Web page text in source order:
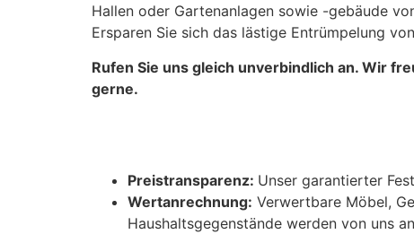
Hallen oder Gartenanlagen sowie -gebäude
Ersparen Sie sich das lästige Entrümpelung
Rufen Sie uns gleich unverbindlich an. Wir
gerne.
Preistransparenz: Unser garantierter
Wertanrechnung: Verwertbare Möbel,
Haushaltsgegenstände werden von uns